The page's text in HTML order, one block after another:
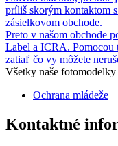
príliš skorým kontaktom
zásielkovom obchode.
Preto v našom obchode
Label a ICRA. Pomocou
zatiaľ čo vy môžete
Všetky naše
Ochrana mládeže
Kontaktné